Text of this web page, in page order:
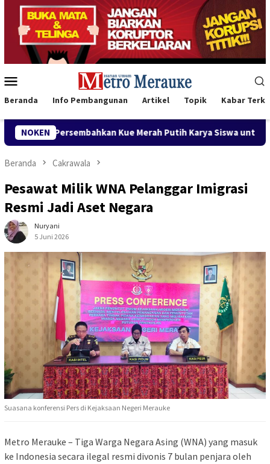
Loncat
konten
Mobile
Beranda Info Pembangunan Artikel Topik Kabar
NOKEN
Kue Merah Putih Karya Siswa untuk Wabup Fauzun Nihayah
Beranda Cakrawala
Pesawat Milik WNA Pelanggar Imigrasi
Resmi Jadi Aset Negara
Nuryani
5 Juni 2026
Suasana konferensi Pers di Kejaksaan Negeri Merauke
Metro Merauke – Tiga Warga Negara Asing (WNA) yang masuk
ke Indonesia secara ilegal resmi divonis 7 bulan penjara oleh